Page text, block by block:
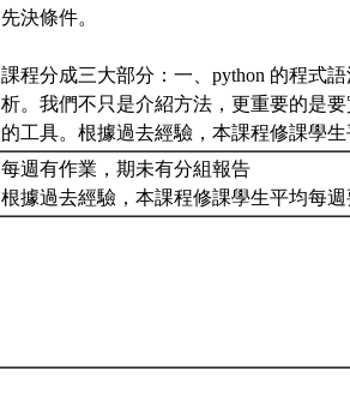
先決條件。
課程分成三大部分：一、python 的程式
析。我們不只是介紹方法，更重要的是
的工具。根據過去經驗，本課程修課學
每週有作業，期未有分組報告
根據過去經驗，本課程修課學生平均每